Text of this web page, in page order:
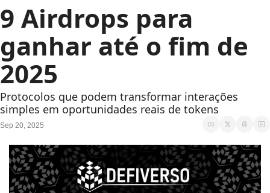
9 Airdrops para
ganhar até o fim de
2025
Protocolos que podem transformar interações
simples em oportunidades reais de tokens
Sep 20, 2025